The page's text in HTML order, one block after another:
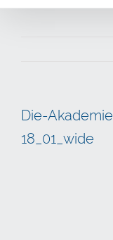
Die-
18_01_wide